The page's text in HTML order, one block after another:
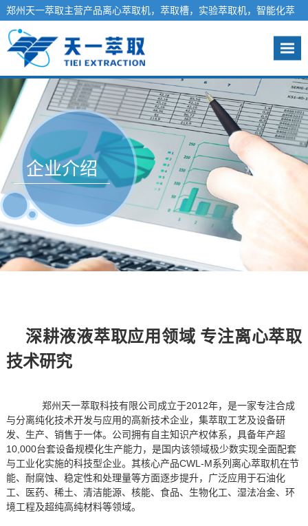
郑州天一萃取主营产品离心萃取机，萃取槽，实验萃取机，智能化萃
取工程系统，液液萃取分离设备-天一萃取欢迎您
咨询热线：13140012981
企业介绍
深耕液液萃取应用领域 专注离心萃取
技术研究
郑州天一萃取科技有限公司成立于2012年，是一家专注合成
与分离纯化技术开发与应用的高新技术企业，集萃取工艺及设备研
发、生产、销售于一体。公司拥有自主知识产权体系，具备年产超
10,000台套设备规模化生产能力，是国内该领域极少数实现全面配套
与工业化实施的科技型企业。其核心产品CWL-M系列离心萃取机在节
能、耐腐蚀、稳定性和处理量等方面逐步提升，广泛应用于石油化
工、医药、稀土、清洁能源、核能、食品、生物化工、湿法冶金、环
境工程及超纯高纯材料等领域。